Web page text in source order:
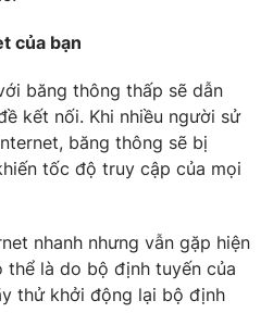
của bạn
băng thông thấp sẽ dẫn
kết nối. Khi nhiều người sử
băng thông sẽ bị
tốc độ truy cập của mọi
nhanh nhưng vẫn gặp hiện
là do bộ định tuyến của
thử khởi động lại bộ định